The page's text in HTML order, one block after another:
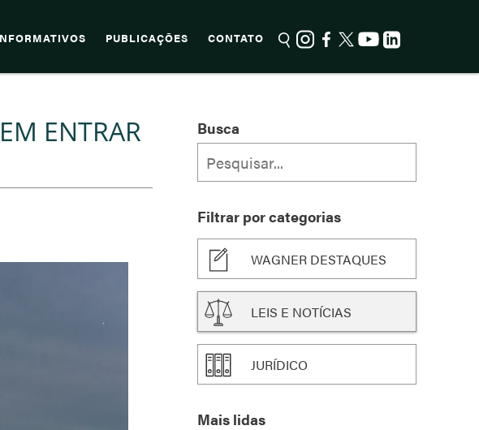
PUBLICAÇÕES CONTATO
ENTRAR
Busca
Filtrar por categorias
WAGNER DESTAQUES
LEIS E NOTÍCIAS
JURÍDICO
Mais lidas